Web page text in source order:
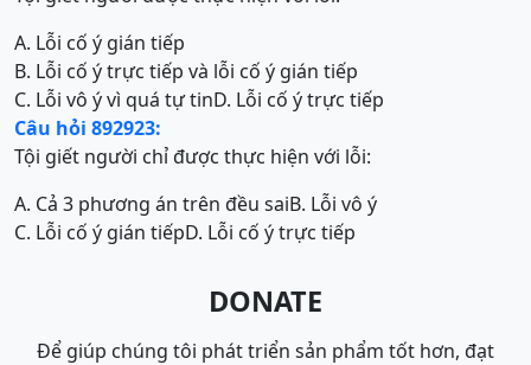
A. Lỗi cố ý gián tiếp
B. Lỗi cố ý trực tiếp và lỗi cố ý gián tiếp
C. Lỗi vô ý vì quá tự tinD. Lỗi cố ý trực tiếp
Câu hỏi 892923:
Tội giết người chỉ được thực hiện với lỗi:
A. Cả 3 phương án trên đều saiB. Lỗi vô ý
C. Lỗi cố ý gián tiếpD. Lỗi cố ý trực tiếp
DONATE
Để giúp chúng tôi phát triển sản phẩm tốt hơn, đạt